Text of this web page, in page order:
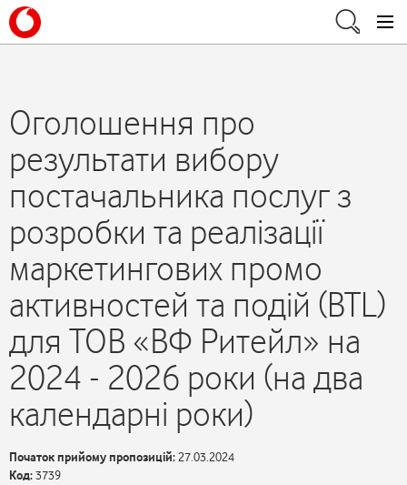
Оголошення про
результати вибору
постачальника послуг з
розробки та реалізації
маркетингових промо
активностей та подій (BTL)
для ТОВ «ВФ Ритейл» на
2024 - 2026 роки (на два
календарні роки)
Початок прийому пропозицій: 27.03.2024
Код:3739